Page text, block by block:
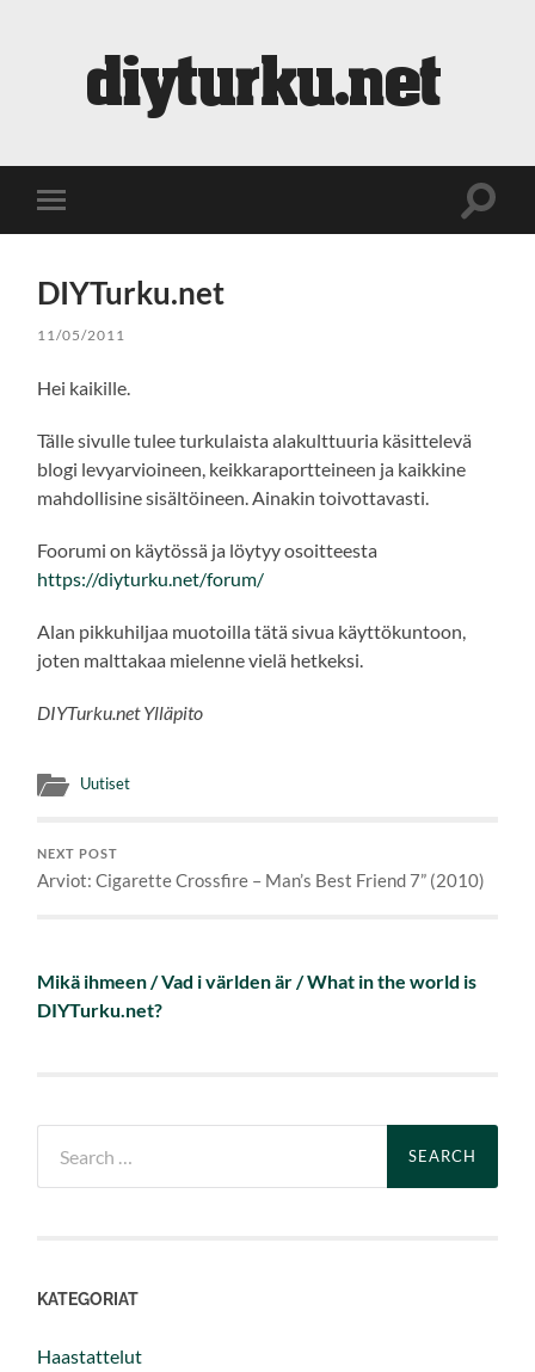
Toggle
mobile
Toggle
DIYTurku.net
11/05/2011
Hei kaikille.
Tälle sivulle tulee turkulaista alakulttuuria käsittelevä
blogi levyarvioineen, keikkaraportteineen ja kaikkine
mahdollisine sisältöineen. Ainakin toivottavasti.
Foorumi on käytössä ja löytyy osoitteesta
https://diyturku.net/forum/
Alan pikkuhiljaa muotoilla tätä sivua käyttökuntoon,
joten malttakaa mielenne vielä hetkeksi.
DIYTurku.net Ylläpito
Uutiset
NEXT POST
Arviot: Cigarette Crossfire – Man’s Best Friend 7” (2010)
Mikä ihmeen / Vad i världen är / What in the world is
DIYTurku.net?
for:
KATEGORIAT
Haastattelut